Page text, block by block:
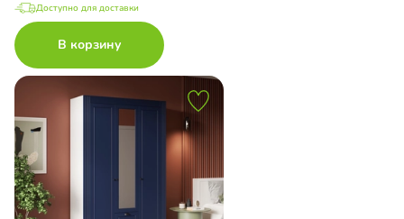
Доступно для доставки
В корзину